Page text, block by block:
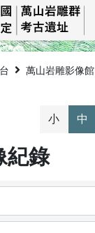
萬山岩雕影像館
小 中
紀錄